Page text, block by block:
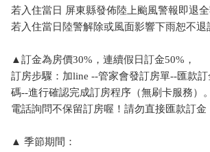
若入住當日 屏東縣發佈陸上颱風警報即退
若入住當日陸警解除或風面影響下雨恕不退
▲訂金為房價30%，連續假日訂金50%，
訂房步驟：加line --管家會發訂房單--匯款
碼--進行確認完成訂房程序（無刷卡服務）。
電話詢問不保留訂房喔！請勿直接匯款訂金
▲ 季節期間：